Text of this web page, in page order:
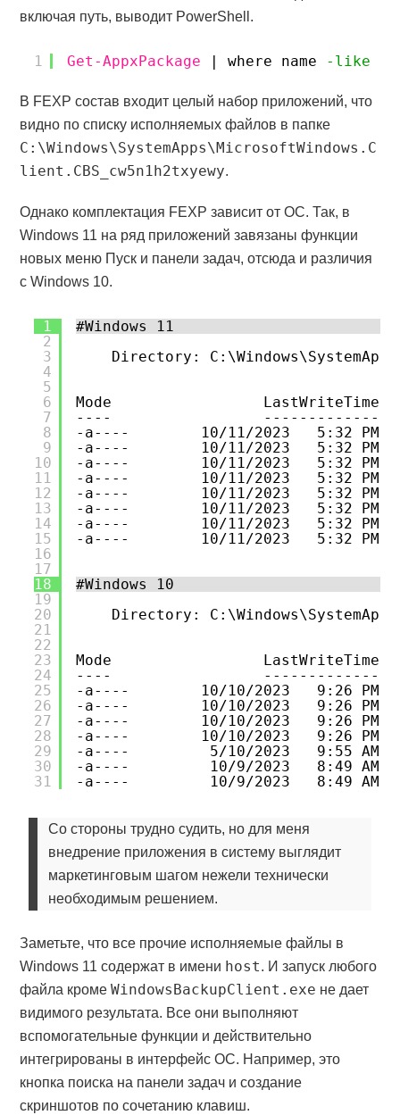
включая путь, выводит PowerShell.
1 Get-AppxPackage | where name -like
В FEXP состав входит целый набор приложений, что
видно по списку исполняемых файлов в папке
C:\Windows\SystemApps\MicrosoftWindows.C
lient.CBS_cw5n1h2txyewy.
Однако комплектация FEXP зависит от ОС. Так, в
Windows 11 на ряд приложений завязаны функции
новых меню Пуск и панели задач, отсюда и различия
с Windows 10.
1
2
3
4
5
6
7
8
9
10
11
12
13
14
15
16
17
18
19
20
21
22
23
24
25
26
27
28
29
30
31
#Windows 11
Directory:
Mode                 LastWriteTime
----                 -------------
-a----        10/11/2023   5:32 PM
-a----        10/11/2023   5:32 PM
-a----        10/11/2023   5:32 PM
-a----        10/11/2023   5:32 PM
-a----        10/11/2023   5:32 PM
-a----        10/11/2023   5:32 PM
-a----        10/11/2023   5:32 PM
-a----        10/11/2023   5:32 PM
#Windows 10
Directory:
Mode                 LastWriteTime
----                 -------------
-a----        10/10/2023   9:26 PM
-a----        10/10/2023   9:26 PM
-a----        10/10/2023   9:26 PM
-a----        10/10/2023   9:26 PM
-a----         5/10/2023   9:55 AM
-a----         10/9/2023   8:49 AM
-a----         10/9/2023   8:49 AM
Со стороны трудно судить, но для меня
внедрение приложения в систему выглядит
маркетинговым шагом нежели технически
необходимым решением.
Заметьте, что все прочие исполняемые файлы в
Windows 11 содержат в имени host. И запуск любого
файла кромеWindowsBackupClient.exe не дает
видимого результата. Все они выполняют
вспомогательные функции и действительно
интегрированы в интерфейс ОС. Например, это
кнопка поиска на панели задач и создание
скриншотов по сочетанию клавиш.